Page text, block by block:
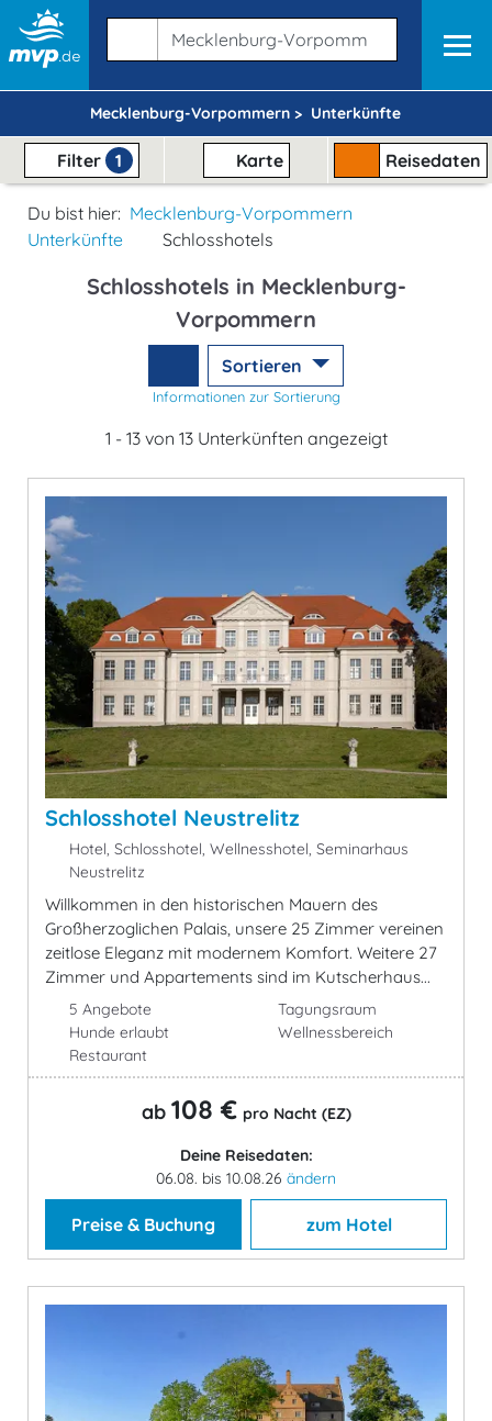
Mecklenburg-Vorpommern > Unterkünfte
Filter 1 Karte Reisedaten
Du bist hier: Mecklenburg-Vorpommern
Unterkünfte
Schlosshotels
Schlosshotels in Mecklenburg-
Vorpommern
Sortieren
Informationen zur Sortierung
1 - 13 von 13 Unterkünften angezeigt
Schlosshotel Neustrelitz
Hotel, Schlosshotel, Wellnesshotel, Seminarhaus
Neustrelitz
Willkommen in den historischen Mauern des
Großherzoglichen Palais, unsere 25 Zimmer vereinen
zeitlose Eleganz mit modernem Komfort. Weitere 27
Zimmer und Appartements sind im Kutscherhaus...
5 Angebote
Hunde erlaubt
Restaurant
Tagungsraum
Wellnessbereich
ab 108 € pro Nacht (EZ)
Deine Reisedaten:
06.08. bis 10.08.26 ändern
Preise & Buchung zum Hotel